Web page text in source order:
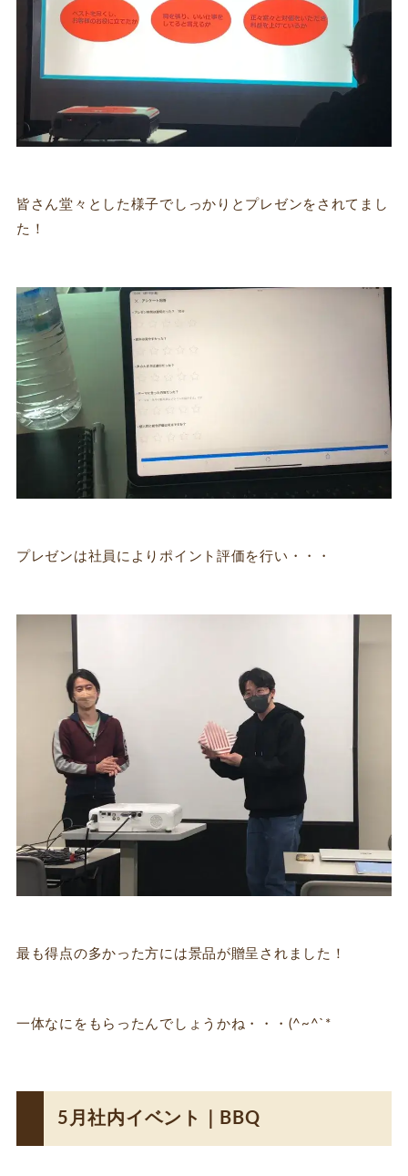
皆さん堂々とした様子でしっかりとプレゼンをされてまし
た！
プレゼンは社員によりポイント評価を行い・・・
最も得点の多かった方には景品が贈呈されました！
一体なにをもらったんでしょうかね・・・(^~^`*
5月社内イベント｜BBQ